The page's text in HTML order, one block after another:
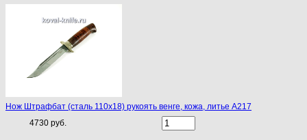
Нож Штрафбат (сталь 110х18) рукоять венге, кожа, литье A217
4730 руб.